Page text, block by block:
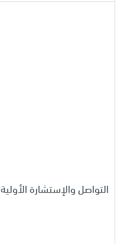
التواصل والإستشارة الأولية